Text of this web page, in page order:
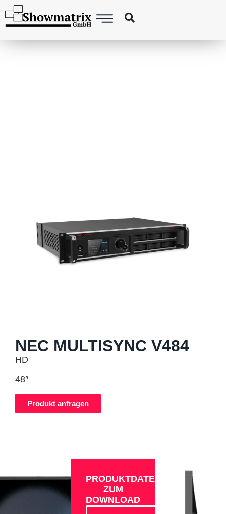
NEC MULTISYNC V484
HD
48″
Produkt anfragen
PRODUKTDATEN
ZUM
DOWNLOAD